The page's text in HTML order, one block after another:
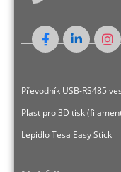
Převodník USB-RS485
Plast pro 3D tisk
Lepidlo Tesa Easy Stick